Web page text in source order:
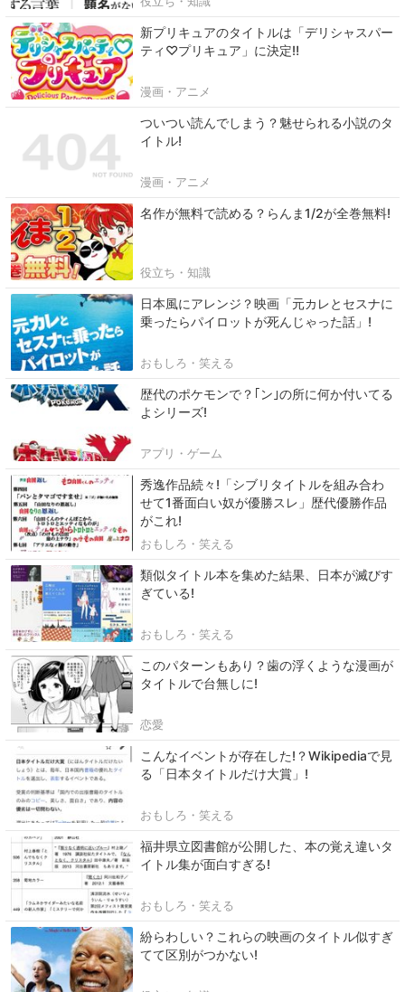
新プリキュアのタイトルは「デリシャスパー
ティ♡プリキュア」に決定‼
漫画・アニメ
ついつい読んでしまう？魅せられる小説のタ
イトル!
漫画・アニメ
名作が無料で読める？らんま1/2が全巻無料!
役立ち・知識
日本風にアレンジ？映画「元カレとセスナに
乗ったらパイロットが死んじゃった話」!
おもしろ・笑える
歴代のポケモンで？｢ン｣の所に何か付いてる
よシリーズ!
アプリ・ゲーム
秀逸作品続々!「シブリタイトルを組み合わ
せて1番面白い奴が優勝スレ」歴代優勝作品
がこれ!
おもしろ・笑える
類似タイトル本を集めた結果、日本が滅びす
ぎている!
おもしろ・笑える
このパターンもあり？歯の浮くような漫画が
タイトルで台無しに!
恋愛
こんなイベントが存在した!？Wikipediaで見
る「日本タイトルだけ大賞」!
おもしろ・笑える
福井県立図書館が公開した、本の覚え違いタ
イトル集が面白すぎる!
おもしろ・笑える
紛らわしい？これらの映画のタイトル似すぎ
てて区別がつかない!